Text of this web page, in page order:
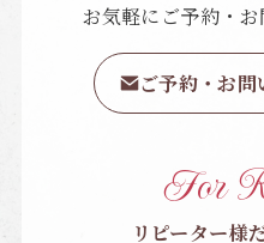
お気軽にご予約・お
ご予約・お問
For
リピーター様